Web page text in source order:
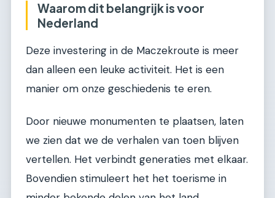
Waarom dit belangrijk is voor
Nederland
Deze investering in de Maczekroute is meer
dan alleen een leuke activiteit. Het is een
manier om onze geschiedenis te eren.
Door nieuwe monumenten te plaatsen, laten
we zien dat we de verhalen van toen blijven
vertellen. Het verbindt generaties met elkaar.
Bovendien stimuleert het het toerisme in